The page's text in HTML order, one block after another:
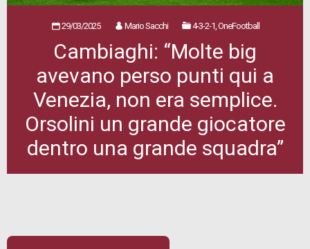
29/03/2025 Mario Sacchi 4-3-2-1, OneFootball
Cambiaghi: “Molte big
avevano perso punti qui a
Venezia, non era semplice.
Orsolini un grande giocatore
dentro una grande squadra”